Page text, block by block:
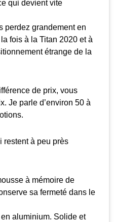
qui devient vite
perdez grandement en
fois à la Titan 2020 et à
étrange de la
de prix, vous
Je parle d’environ 50 à
restent à peu près
à mémoire de
sa fermeté dans le
aluminium. Solide et